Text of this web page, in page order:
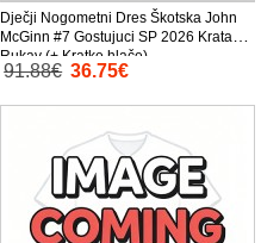
Dječji Nogometni Dres Škotska John
McGinn #7 Gostujuci SP 2026 Kratak
Rukav (+ Kratke hlače)
91.88€ 36.75€